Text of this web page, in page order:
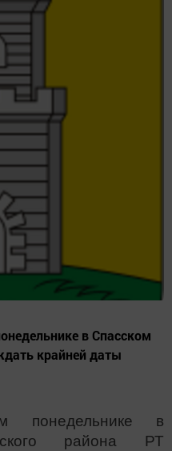
в Спасском
крайней даты
понедельнике в
района РТ